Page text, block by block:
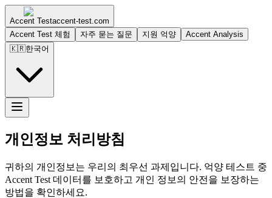
Accent Testaccent-test.com
Accent Test 체험
자주 묻는 질문 지원 억양
Accent Analysis
🇰🇷한국어
개인정보 처리방침
귀하의 개인정보는 우리의 최우선 과제입니다. 억양 테스트 중
Accent Test 데이터를 보호하고 개인 정보의 안전을 보장하는
방법을 확인하세요.